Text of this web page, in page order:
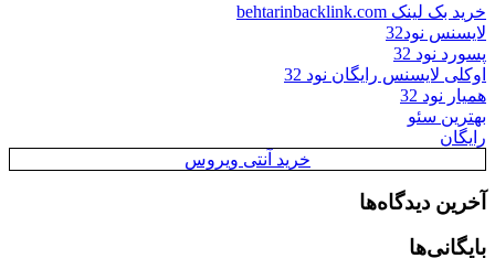
خرید بک لینک behtarinbacklink.com
لایسنس نود32
پسورد نود 32
اوکلی لایسنس رایگان نود 32
همیار نود 32
بهترین سئو
رایگان
خرید آنتی ویروس
آخرین دیدگاه‌ها
بایگانی‌ها